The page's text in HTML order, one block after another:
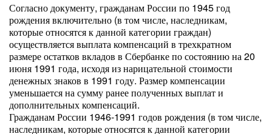
Согласно документу, гражданам России по 1945 год
рождения включительно (в том числе, наследникам,
которые относятся к данной категории граждан)
осуществляется выплата компенсаций в трехкратном
размере остатков вкладов в Сбербанке по состоянию на 20
июня 1991 года, исходя из нарицательной стоимости
денежных знаков в 1991 году. Размер компенсации
уменьшается на сумму ранее полученных выплат и
дополнительных компенсаций.
Гражданам России 1946-1991 годов рождения (в том числе,
наследникам, которые относятся к данной категории